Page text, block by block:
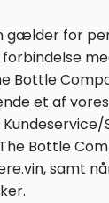
gælder for
Bottle
et af
Bottle
samt